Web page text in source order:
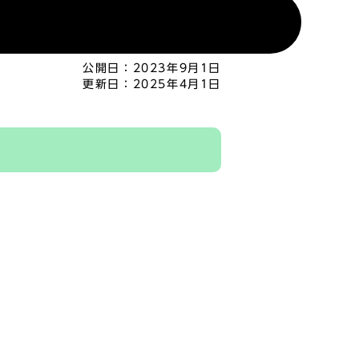
公開日：
2023年9月1日
更新日：
2025年4月1日